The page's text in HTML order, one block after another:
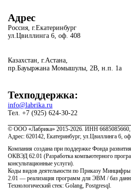
Адрес
Россия, г.Екатеринбург
ул.Цвиллинга 6, оф. 408
Казахстан, г.Астана,
пр.Бауыржана Момышулы, 2В, н.п. 1а
Техподдержка:
info@labrika.ru
Тел. +7 (925) 624-30-22
© ООО «Лабрика» 2015-2026. ИНН
Адрес: 620142, Екатеринбург, ул.Цвиллинга 6,
Компания создана при поддержке Фонда
ОКВЭД 62.01 (Разработка компьютерного
консультационные услуги).
Коды видов деятельности по Приказу
2.01 — реализация программ для ЭВМ / баз
Технологический стек: Golang, Postgresql.